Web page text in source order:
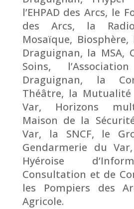
l’EHPAD des Arcs, le
des Arcs, la
Mosaïque, Biosphère,
Draguignan, la MSA,
Soins,
Draguignan, la
Théâtre, la Mutualité
Var, Horizons
Maison de la
Var, la SNCF, le
Gendarmerie du Var,
Hyéroise
Consultation et de
les Pompiers des
Agricole.